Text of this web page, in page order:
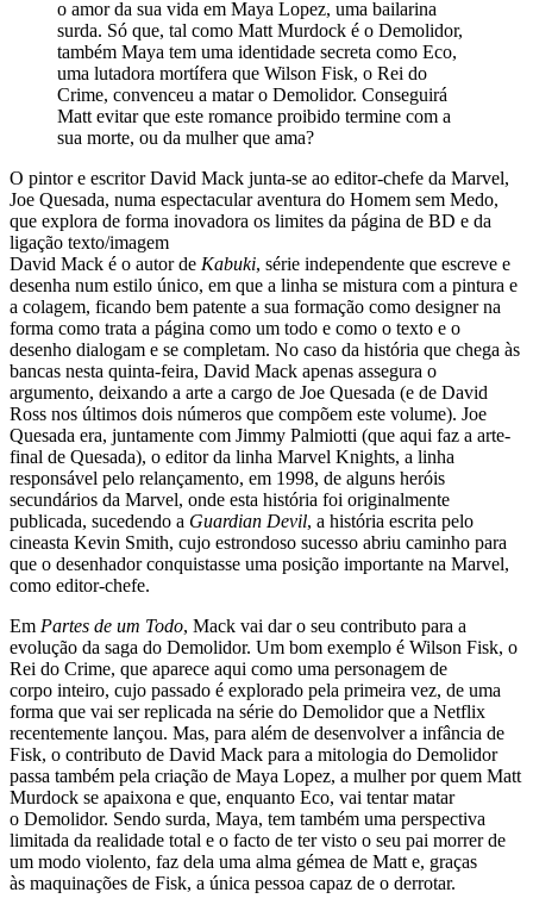
o amor da sua vida em Maya Lopez, uma bailarina
surda. Só que, tal como Matt Murdock é o Demolidor,
também Maya tem uma identidade secreta como Eco,
uma lutadora mortífera que Wilson Fisk, o Rei do
Crime, convenceu a matar o Demolidor. Conseguirá
Matt evitar que este romance proibido termine com a
sua morte, ou da mulher que ama?
O pintor e escritor David Mack junta-se ao editor-chefe da Marvel,
Joe Quesada, numa espectacular aventura do Homem sem Medo,
que explora de forma inovadora os limites da página de BD e da
ligação texto/imagem
David Mack é o autor de Kabuki, série independente que escreve e
desenha num estilo único, em que a linha se mistura com a pintura e
a colagem, ficando bem patente a sua formação como designer na
forma como trata a página como um todo e como o texto e o
desenho dialogam e se completam. No caso da história que chega às
bancas nesta quinta-feira, David Mack apenas assegura o
argumento, deixando a arte a cargo de Joe Quesada (e de David
Ross nos últimos dois números que compõem este volume). Joe
Quesada era, juntamente com Jimmy Palmiotti (que aqui faz a arte-
final de Quesada), o editor da linha Marvel Knights, a linha
responsável pelo relançamento, em 1998, de alguns heróis
secundários da Marvel, onde esta história foi originalmente
publicada, sucedendo a Guardian Devil, a história escrita pelo
cineasta Kevin Smith, cujo estrondoso sucesso abriu caminho para
que o desenhador conquistasse uma posição importante na Marvel,
como editor-chefe.
Em Partes de um Todo, Mack vai dar o seu contributo para a
evolução da saga do Demolidor. Um bom exemplo é Wilson Fisk, o
Rei do Crime, que aparece aqui como uma personagem de
corpo inteiro, cujo passado é explorado pela primeira vez, de uma
forma que vai ser replicada na série do Demolidor que a Netflix
recentemente lançou. Mas, para além de desenvolver a infância de
Fisk, o contributo de David Mack para a mitologia do Demolidor
passa também pela criação de Maya Lopez, a mulher por quem Matt
Murdock se apaixona e que, enquanto Eco, vai tentar matar
o Demolidor. Sendo surda, Maya, tem também uma perspectiva
limitada da realidade total e o facto de ter visto o seu pai morrer de
um modo violento, faz dela uma alma gémea de Matt e, graças
às maquinações de Fisk, a única pessoa capaz de o derrotar.